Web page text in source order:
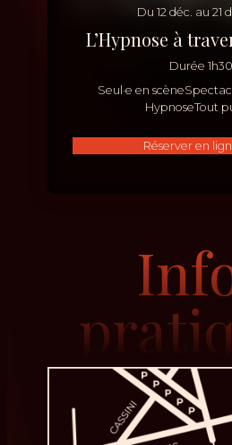
Du 12 déc. au 21
L’Hypnose à
Durée 1h30
Seul·e en scène
HypnoseTout
Réserver en